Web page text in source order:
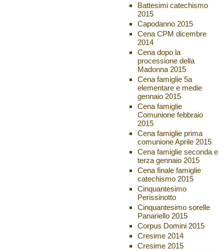
Battesimi catechismo
2015
Capodanno 2015
Cena CPM dicembre
2014
Cena dopo la
processione della
Madonna 2015
Cena famiglie 5a
elementare e medie
gennaio 2015
Cena famiglie
Comunione febbraio
2015
Cena famiglie prima
comunione Aprile 2015
Cena famiglie seconda e
terza gennaio 2015
Cena finale famiglie
catechismo 2015
Cinquantesimo
Perissinotto
Cinquantesimo sorelle
Panariello 2015
Corpus Domini 2015
Cresime 2014
Cresime 2015